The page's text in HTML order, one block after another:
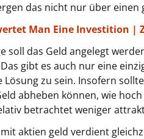
das nicht nur über einen
Man Eine Investition |
soll das Geld angelegt
gibt es auch nur eine
Lösung zu sein. Insofern
abheben können, wie
betrachtet weniger
aktien geld verdient